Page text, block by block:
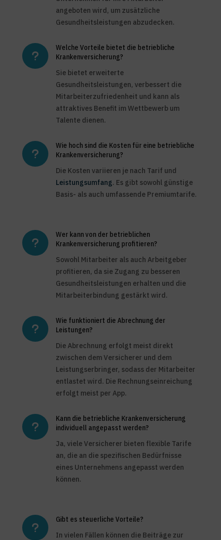
angeboten wird, um zusätzliche
Gesundheitsleistungen abzudecken.
u
Welche Vorteile bietet die betriebliche
Krankenversicherung?
Sie bietet erweiterte
Gesundheitsleistungen, verbessert die
Mitarbeiterzufriedenheit und kann als
attraktives Benefit im Wettbewerb um
Talente dienen.
u
Wie hoch sind die Kosten für eine betriebliche
Krankenversicherung?
Die Kosten variieren je nach Tarif und
Leistungsumfang. Es gibt sowohl günstige
Basis- als auch umfassende Premiumtarife.
u
Wer kann von der betrieblichen
Krankenversicherung profitieren?
Sowohl Mitarbeiter als auch Arbeitgeber
profitieren, da sie Zugang zu besseren
Gesundheitsleistungen erhalten und die
Mitarbeiterbindung gestärkt wird.
u
Wie funktioniert die Abrechnung der
Leistungen?
Die Abrechnung erfolgt meist direkt
zwischen dem Versicherer und dem
Leistungserbringer, sodass der Mitarbeiter
entlastet wird. Die Rechnungseinreichung
erfolgt meist per App.
u
Kann die betriebliche Krankenversicherung
individuell angepasst werden?
Ja, viele Versicherer bieten flexible Tarife
an, die an die spezifischen Bedürfnisse
eines Unternehmens angepasst werden
können.
u
Gibt es steuerliche Vorteile?
In vielen Fällen können die Beiträge zur